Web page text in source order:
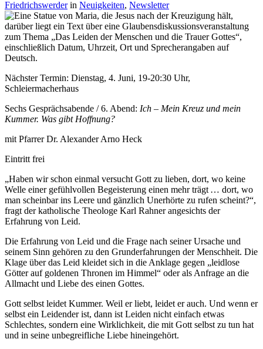
Friedrichswerderin Neuigkeiten, Newsletter
Nächster Termin: Dienstag, 4. Juni, 19-20:30 Uhr,
Schleiermacherhaus
Sechs Gesprächsabende / 6. Abend: Ich – Mein Kreuz und mein
Kummer. Was gibt Hoffnung?
mit Pfarrer Dr. Alexander Arno Heck
Eintritt frei
„Haben wir schon einmal versucht Gott zu lieben, dort, wo keine
Welle einer gefühlvollen Begeiste­rung einen mehr trägt … dort, wo
man scheinbar ins Leere und gänzlich Unerhörte zu rufen scheint?“,
fragt der katholische Theologe Karl Rahner angesichts der
Erfahrung von Leid.
Die Erfahrung von Leid und die Frage nach seiner Ursache und
seinem Sinn gehören zu den Grund­­er­fah­rungen der Menschheit. Die
Klage über das Leid kleidet sich in die Anklage gegen „leidlose
Göt­ter auf goldenen Thronen im Himmel“ oder als Anfra­ge an die
Allmacht und Liebe des einen Gottes.
Gott selbst leidet Kummer. Weil er liebt, leidet er auch. Und wenn er
selbst ein Leidender ist, dann ist Leiden nicht einfach etwas
Schlechtes, son­dern eine Wirklichkeit, die mit Gott selbst zu tun hat
und in seine unbegreifliche Liebe hinein­gehört.